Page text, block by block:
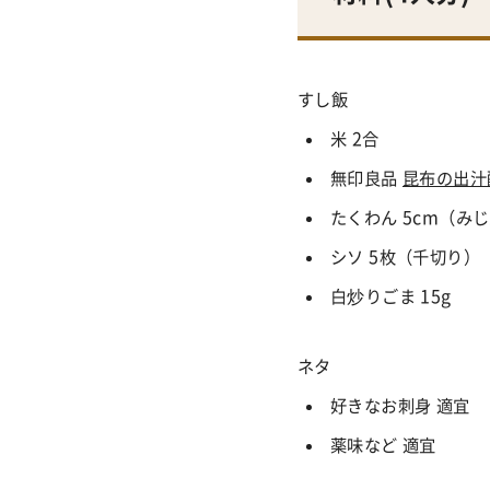
すし飯
米 2合
無印良品 昆布の出汁
たくわん 5cm（みじ
シソ 5枚（千切り）
白炒りごま 15g
ネタ
好きなお刺身 適宜
薬味など 適宜